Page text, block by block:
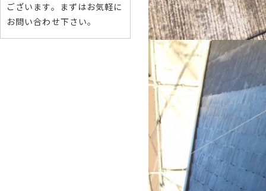
ございます。まずはお気軽に
お問い合わせ下さい。